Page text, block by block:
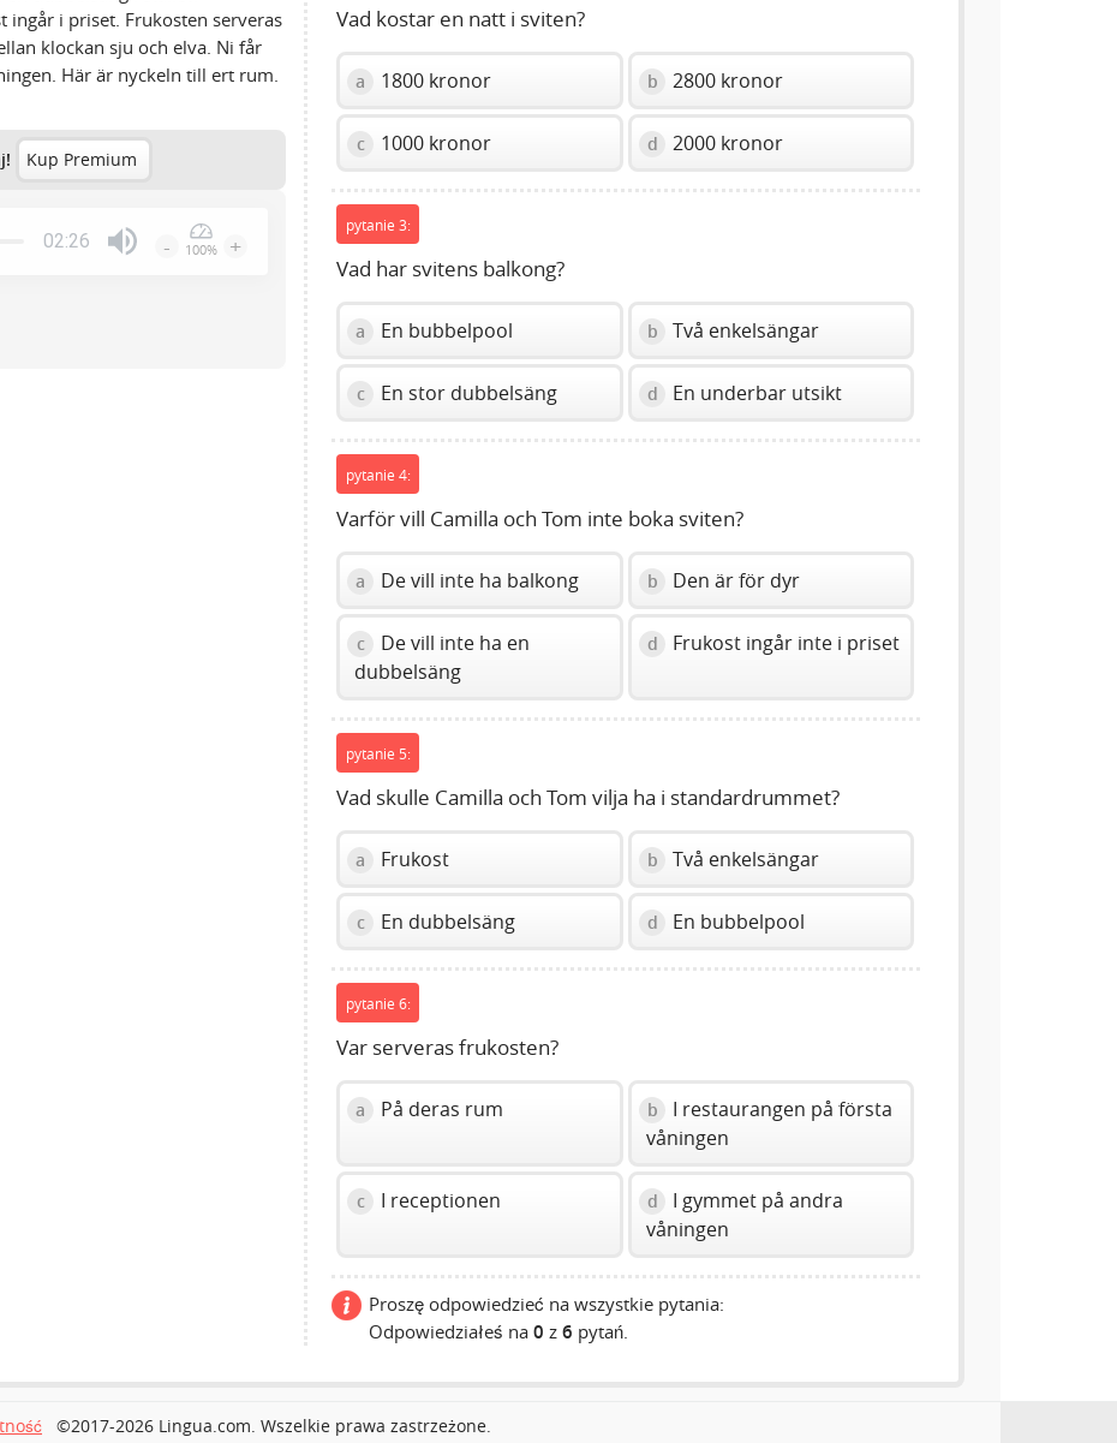
ingår i priset. Frukosten serveras
klockan sju och elva. Ni får
Här är nyckeln till ert rum.
Kup Premium
02:26 - 100% +
Vad kostar en natt i sviten?
a 1800 kronor b 2800 kronor
c 1000 kronor d 2000 kronor
pytanie 3:
Vad har svitens balkong?
a En bubbelpool b Två enkelsängar
c En stor dubbelsäng d En underbar utsikt
pytanie 4:
Varför vill Camilla och Tom inte boka sviten?
a De vill inte ha balkong b Den är för dyr
c
De vill inte ha en
dubbelsäng
d Frukost ingår inte i priset
pytanie 5:
Vad skulle Camilla och Tom vilja ha i standardrummet?
a Frukost b Två enkelsängar
c En dubbelsäng d En bubbelpool
pytanie 6:
Var serveras frukosten?
a På deras rum b
I restaurangen på första
våningen
c I receptionen d
I gymmet på andra
våningen
Proszę odpowiedzieć na wszystkie pytania:
Odpowiedziałeś na0 z6 pytań.
©2017-2026 Lingua.com. Wszelkie prawa zastrzeżone.